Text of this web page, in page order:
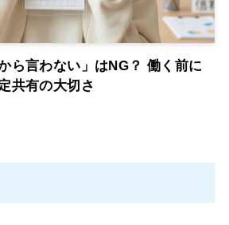
ら言わない」はNG？ 働く前に
共有の大切さ